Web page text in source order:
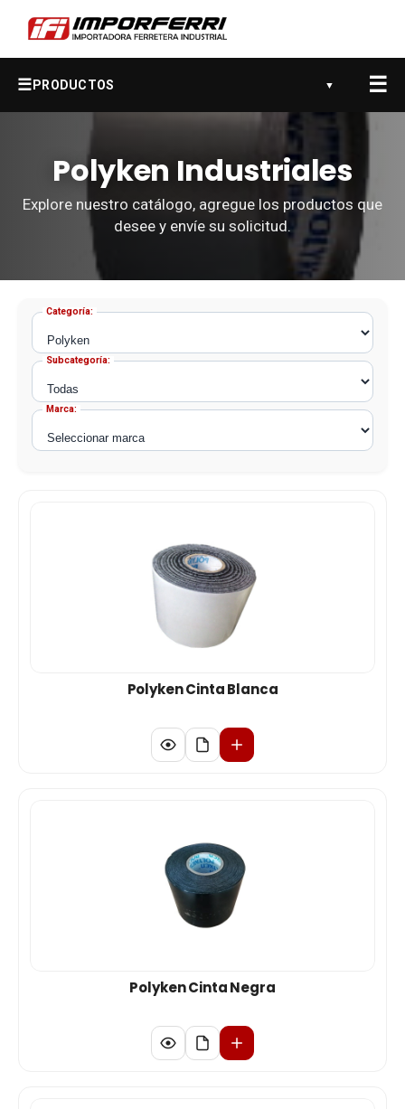
☰ PRODUCTOS ▼ ☰
Polyken Industriales
Explore nuestro catálogo, agregue los productos que
desee y envíe su solicitud.
Categoría:
Subcategoría:
Marca:
Polyken Cinta Blanca
Polyken Cinta Negra